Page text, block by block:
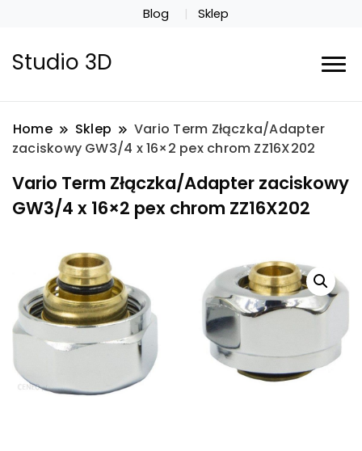
Blog Sklep
Studio 3D
Home Sklep
Vario Term Złączka/Adapter
zaciskowy GW3/4 x 16×2 pex chrom ZZ16X202
Vario Term Złączka/Adapter zaciskowy
GW3/4 x 16×2 pex chrom ZZ16X202